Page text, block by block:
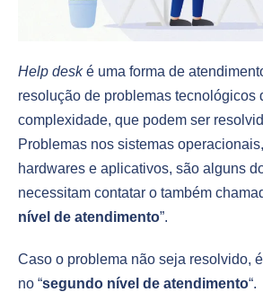
Help deské uma forma de
resolução de problemas tecnológicos
complexidade, que podem ser
Problemas nos sistemas
hardwares e aplicativos, são alguns
necessitam contatar o também
nível de atendimento”.
Caso o problema não seja resolvido,
no “segundo nível de atendimento“.